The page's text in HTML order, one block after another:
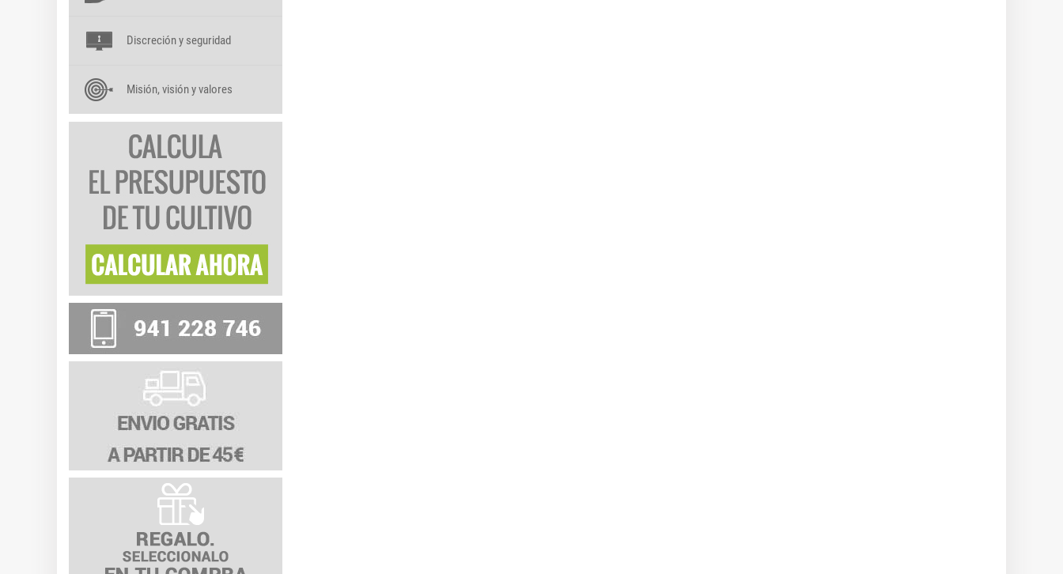
Discreción y seguridad
Misión, visión y valores